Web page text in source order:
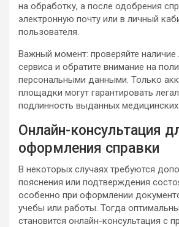
на обработку, а после одобрения
электронную почту или в личный
пользователя.
Важный момент: проверяйте наличие
сервиса и обратите внимание на
персональными данными. Только
площадки могут гарантировать
подлинность выданных
Онлайн-консультация
оформления справки
В некоторых случаях требуются
пояснения или подтверждения
особенно при оформлении
учебы или работы. Тогда
становится онлайн-консультация с